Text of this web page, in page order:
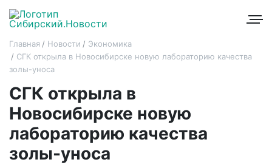
Главная Новости
Экономика
СГК открыла в Новосибирске новую лабораторию качества
золы-уноса
СГК открыла в
Новосибирске новую
лабораторию качества
золы-уноса